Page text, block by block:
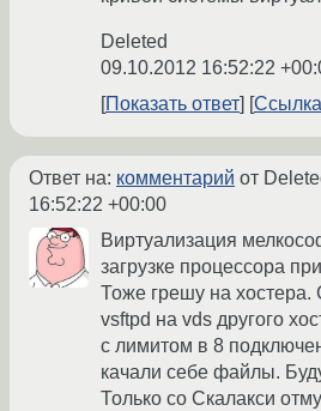
Deleted
09.10.2012 16:52:22
Показать ответ
Ссылка
Ответ на: комментарий от
16:52:22 +00:00
Виртуализация
загрузке процессора
Тоже грешу на хостера.
vsftpd на vds другого
с лимитом в 8
качали себе файлы.
Только со Скалакси